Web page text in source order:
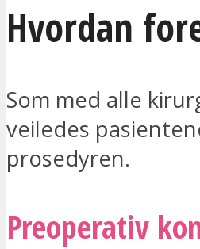
Hvordan
Som med alle
veiledes
prosedyren.
Preoperativ